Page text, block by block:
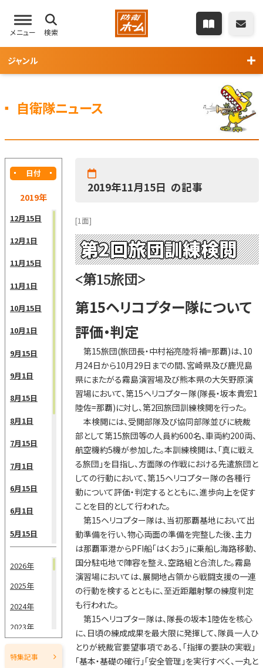
メニュー 検索
ジャンル
自衛隊ニュース
日付
2019年
12月15日
12月1日
11月15日
11月1日
10月15日
10月1日
9月15日
9月1日
8月15日
8月1日
7月15日
7月1日
6月15日
6月1日
5月15日
4月1日
3月15日
3月1日
2026年
2025年
2024年
2023年
2022年
特集記事
2019年11月15日 の記事
[1面]
第2回旅団訓練検閲
<第15旅団>
第15ヘリコプター隊について
評価・判定
第15旅団(旅団長・中村裕亮陸将補=那覇)は、10
月24日から10月29日までの間、宮崎県及び鹿児島
県にまたがる霧島演習場及び熊本県の大矢野原演
習場において、第15ヘリコプター隊(隊長・坂本貴宏1
陸佐=那覇)に対し、第2回旅団訓練検閲を行った。
本検閲には、受閲部隊及び協同部隊並びに統裁
部として第15旅団等の人員約600名、車両約200両、
航空機約5機が参加した。本訓練検閲は、「真に戦え
る旅団」を目指し、方面隊の作戦における先遣旅団と
しての行動において、第15ヘリコプター隊の各種行
動について評価・判定するとともに、進歩向上を促す
ことを目的として行われた。
第15ヘリコプター隊は、当初那覇基地において出
動準備を行い、物心両面の準備を完整した後、主力
は那覇軍港からPFI船「はくおう」に乗船し海路移動、
国分駐屯地で陣容を整え、空路組と合流した。霧島
演習場においては、展開地占領から戦闘支援の一連
の行動を検するとともに、至近距離射撃の練度判定
も行われた。
第15ヘリコプター隊は、隊長の坂本1陸佐を核心
に、日頃の練成成果を最大限に発揮して、隊員一人ひ
とりが統裁官要望事項である、「指揮の要訣の実戦」
「基本・基礎の確行」「安全管理」を実行すべく、一丸と